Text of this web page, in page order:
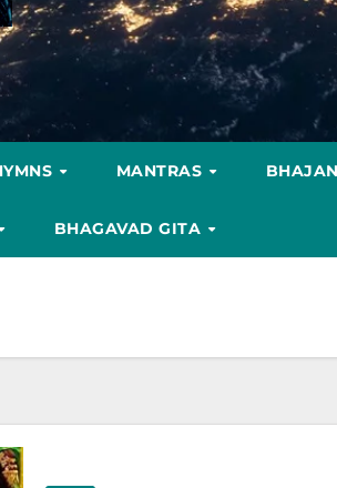
MANTRAS
BHAGAVAD GITA